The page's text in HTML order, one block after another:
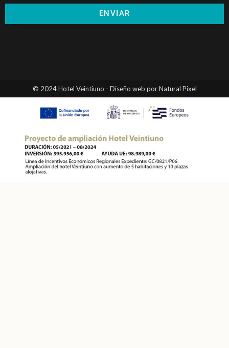
ENVIAR
© 2024 Hotel Veintiuno - Diseño web por Natural Pixel